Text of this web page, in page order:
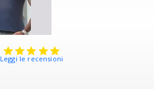
Leggi le recensioni